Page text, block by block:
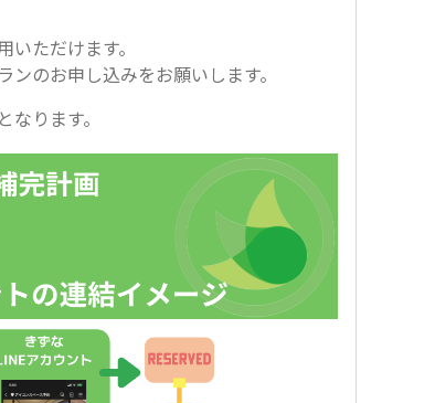
ただけます。
のお申し込みをお願いします。
ります。